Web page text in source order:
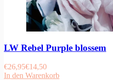
LW Rebel Purple blossem
€26,95€14,50
In den Warenkorb